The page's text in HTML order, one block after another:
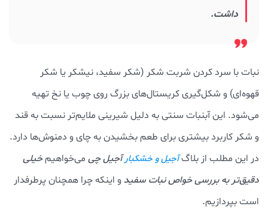
داشت.
نبات با سرد کردن شربت شکر (شکر سفید، نیشکر یا شکر
قهوه‌ای) و شکل‌گیری کریستال‌های بزرگ روی چوب یا نخ تهیه
می‌شود. این آبنبات سنتی به دلیل شیرینی ملایم‌تر نسبت به قند
و شکر کاربرد بیشتری برای طعم بخشیدن به چای و دمنوش‌ها دارد.
در این مطلب از بلاگآجیل و خشکبارآجیل چی می‌خواهیمخیلی
دقیق‌تر به بررسی خواص نبات سفید و اینکه چرا همچنان پرطرفدار
است بپردازیم.